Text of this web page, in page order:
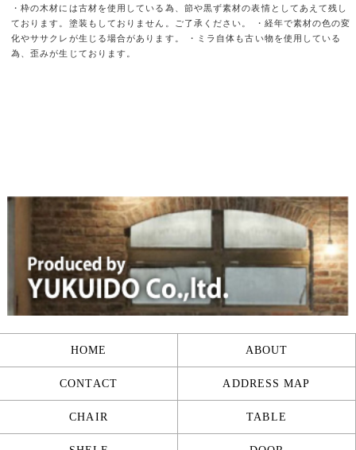
・枠の木材には古材を使用している為、節や黒ず素材の表情としてあえて残し
ております。塗装もしておりません。ご了承ください。 ・経年で素材の色の変
化やササクレが生じる場合があります。 ・ミラ自体も古い物を使用している
為、歪みが生じております。
HOME ABOUT
CONTACT ADDRESS MAP
CHAIR TABLE